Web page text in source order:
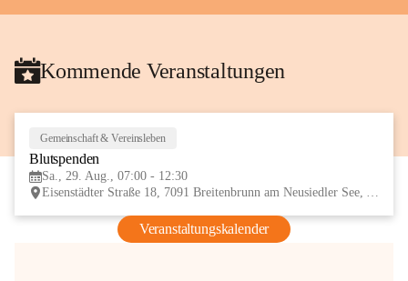
Kommende Veranstaltungen
Gemeinschaft & Vereinsleben
Blutspenden
Sa., 29. Aug., 07:00 - 12:30
Eisenstädter Straße 18, 7091 Breitenbrunn am Neusiedler See, AUT
Veranstaltungskalender